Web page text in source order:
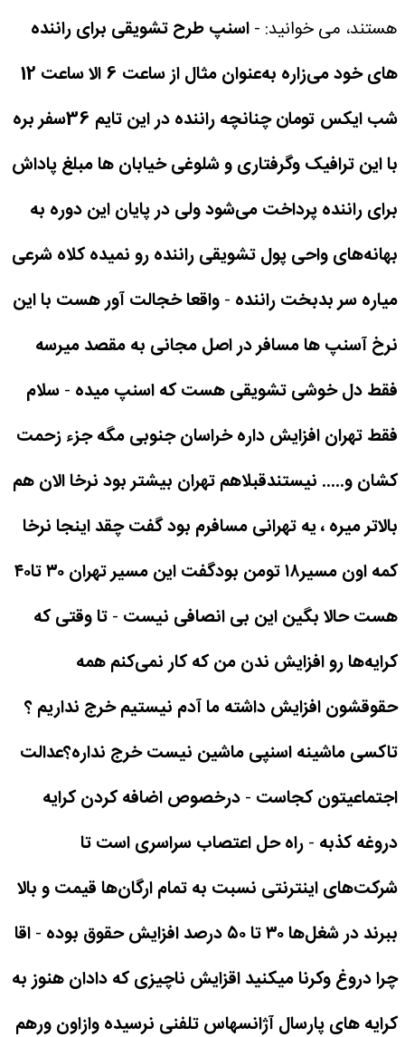
هستند، می خوانید: -اسنپ طرح تشویقی برای راننده
های خود می‌زاره به‌عنوان مثال از ساعت 6 الا ساعت 12
شب ایکس تومان چنانچه راننده در این تایم 36سفر بره
با این ترافیک وگرفتاری و شلوغی خیابان ها مبلغ پاداش
برای راننده پرداخت می‌شود ولی در پایان این دوره به
بهانه‌های واحی پول تشویقی راننده رو نمیده کلاه شرعی
میاره سر بدبخت راننده -واقعا خجالت آور هست با این
نرخ آسنپ ها مسافر در اصل مجانی به مقصد میرسه
فقط دل خوشی تشویقی هست که اسنپ میده -سلام
فقط تهران افزایش داره خراسان جنوبی مگه جزء زحمت
کشان و..... نیستندقبلاهم تهران بیشتر بود نرخا الان هم
بالاتر میره ، یه تهرانی مسافرم بود گفت چقد اینجا نرخا
کمه اون مسیر۱۸ تومن بودگفت این مسیر تهران ۳۰ تا۴۰
هست حالا بگین این بی انصافی نیست -تا وقتی که
کرایه‌ها رو افزایش ندن من که کار نمی‌کنم همه
حقوقشون افزایش داشته ما آدم نیستیم خرج نداریم ؟
تاکسی ماشینه اسنپی ماشین نیست خرج نداره؟عدالت
اجتماعیتون کجاست -درخصوص اضافه کردن کرایه
دروغه کذبه -راه حل اعتصاب سراسری است تا
شرکت‌های اینترنتی نسبت به تمام ارگان‌ها قیمت و بالا
ببرند در شغل‌ها ۳۰ تا ۵۰ درصد افزایش حقوق بوده
-اقا
چرا دروغ وکرنا میکنید اقزایش ناچیزی که دادان هنوز به
کرایه های پارسال آژانسهاس تلفنی نرسیده وازاون ورهم